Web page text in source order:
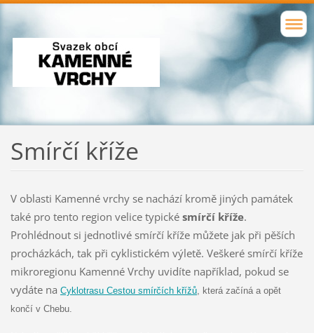
Smírčí kříže
V oblasti Kamenné vrchy se nachází kromě jiných památek
také pro tento region velice typické smírčí kříže.
Prohlédnout si jednotlivé smírčí kříže můžete jak při pěších
procházkách, tak při cyklistickém výletě. Veškeré smírčí kříže
mikroregionu Kamenné Vrchy uvidíte například, pokud se
vydáte na Cyklotrasu Cestou smírčích křížů, která začíná a opět
končí v Chebu.